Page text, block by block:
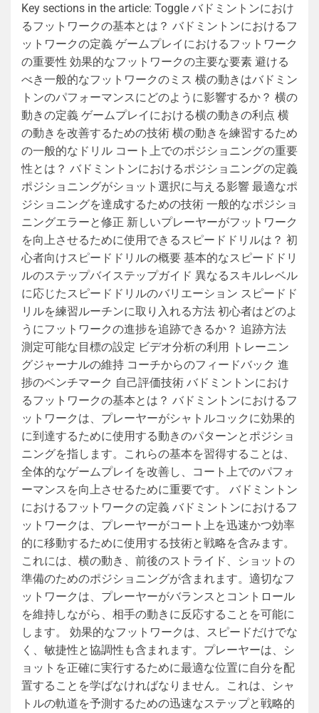
Key sections in the article: Toggle バドミントンにおけ
るフットワークの基本とは？ バドミントンにおけるフ
ットワークの定義 ゲームプレイにおけるフットワーク
の重要性 効果的なフットワークの主要な要素 避ける
べき一般的なフットワークのミス 横の動きはバドミン
トンのパフォーマンスにどのように影響するか？ 横の
動きの定義 ゲームプレイにおける横の動きの利点 横
の動きを改善するための技術 横の動きを練習するため
の一般的なドリル コート上でのポジショニングの重要
性とは？ バドミントンにおけるポジショニングの定義
ポジショニングがショット選択に与える影響 最適なポ
ジショニングを達成するための技術 一般的なポジショ
ニングエラーと修正 新しいプレーヤーがフットワーク
を向上させるために使用できるスピードドリルは？ 初
心者向けスピードドリルの概要 基本的なスピードドリ
ルのステップバイステップガイド 異なるスキルレベル
に応じたスピードドリルのバリエーション スピードド
リルを練習ルーチンに取り入れる方法 初心者はどのよ
うにフットワークの進捗を追跡できるか？ 追跡方法
測定可能な目標の設定 ビデオ分析の利用 トレーニン
グジャーナルの維持 コーチからのフィードバック 進
捗のベンチマーク 自己評価技術 バドミントンにおけ
るフットワークの基本とは？ バドミントンにおけるフ
ットワークは、プレーヤーがシャトルコックに効果的
に到達するために使用する動きのパターンとポジショ
ニングを指します。これらの基本を習得することは、
全体的なゲームプレイを改善し、コート上でのパフォ
ーマンスを向上させるために重要です。 バドミントン
におけるフットワークの定義 バドミントンにおけるフ
ットワークは、プレーヤーがコート上を迅速かつ効率
的に移動するために使用する技術と戦略を含みます。
これには、横の動き、前後のストライド、ショットの
準備のためのポジショニングが含まれます。適切なフ
ットワークは、プレーヤーがバランスとコントロール
を維持しながら、相手の動きに反応することを可能に
します。 効果的なフットワークは、スピードだけでな
く、敏捷性と協調性も含まれます。プレーヤーは、シ
ョットを正確に実行するために最適な位置に自分を配
置することを学ばなければなりません。これは、シャ
トルの軌道を予測するための迅速なステップと戦略的